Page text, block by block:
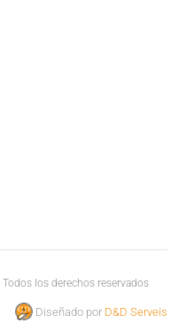
| Todos los derechos reservados
Diseñado por D&D Serveis